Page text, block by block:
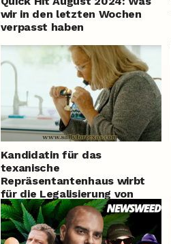
wir in den letzten Wochen
verpasst haben
Kandidatin für das
texanische
Repräsentantenhaus wirbt
für die Legalisierung von
Cannabis, indem sie es
konsumiert